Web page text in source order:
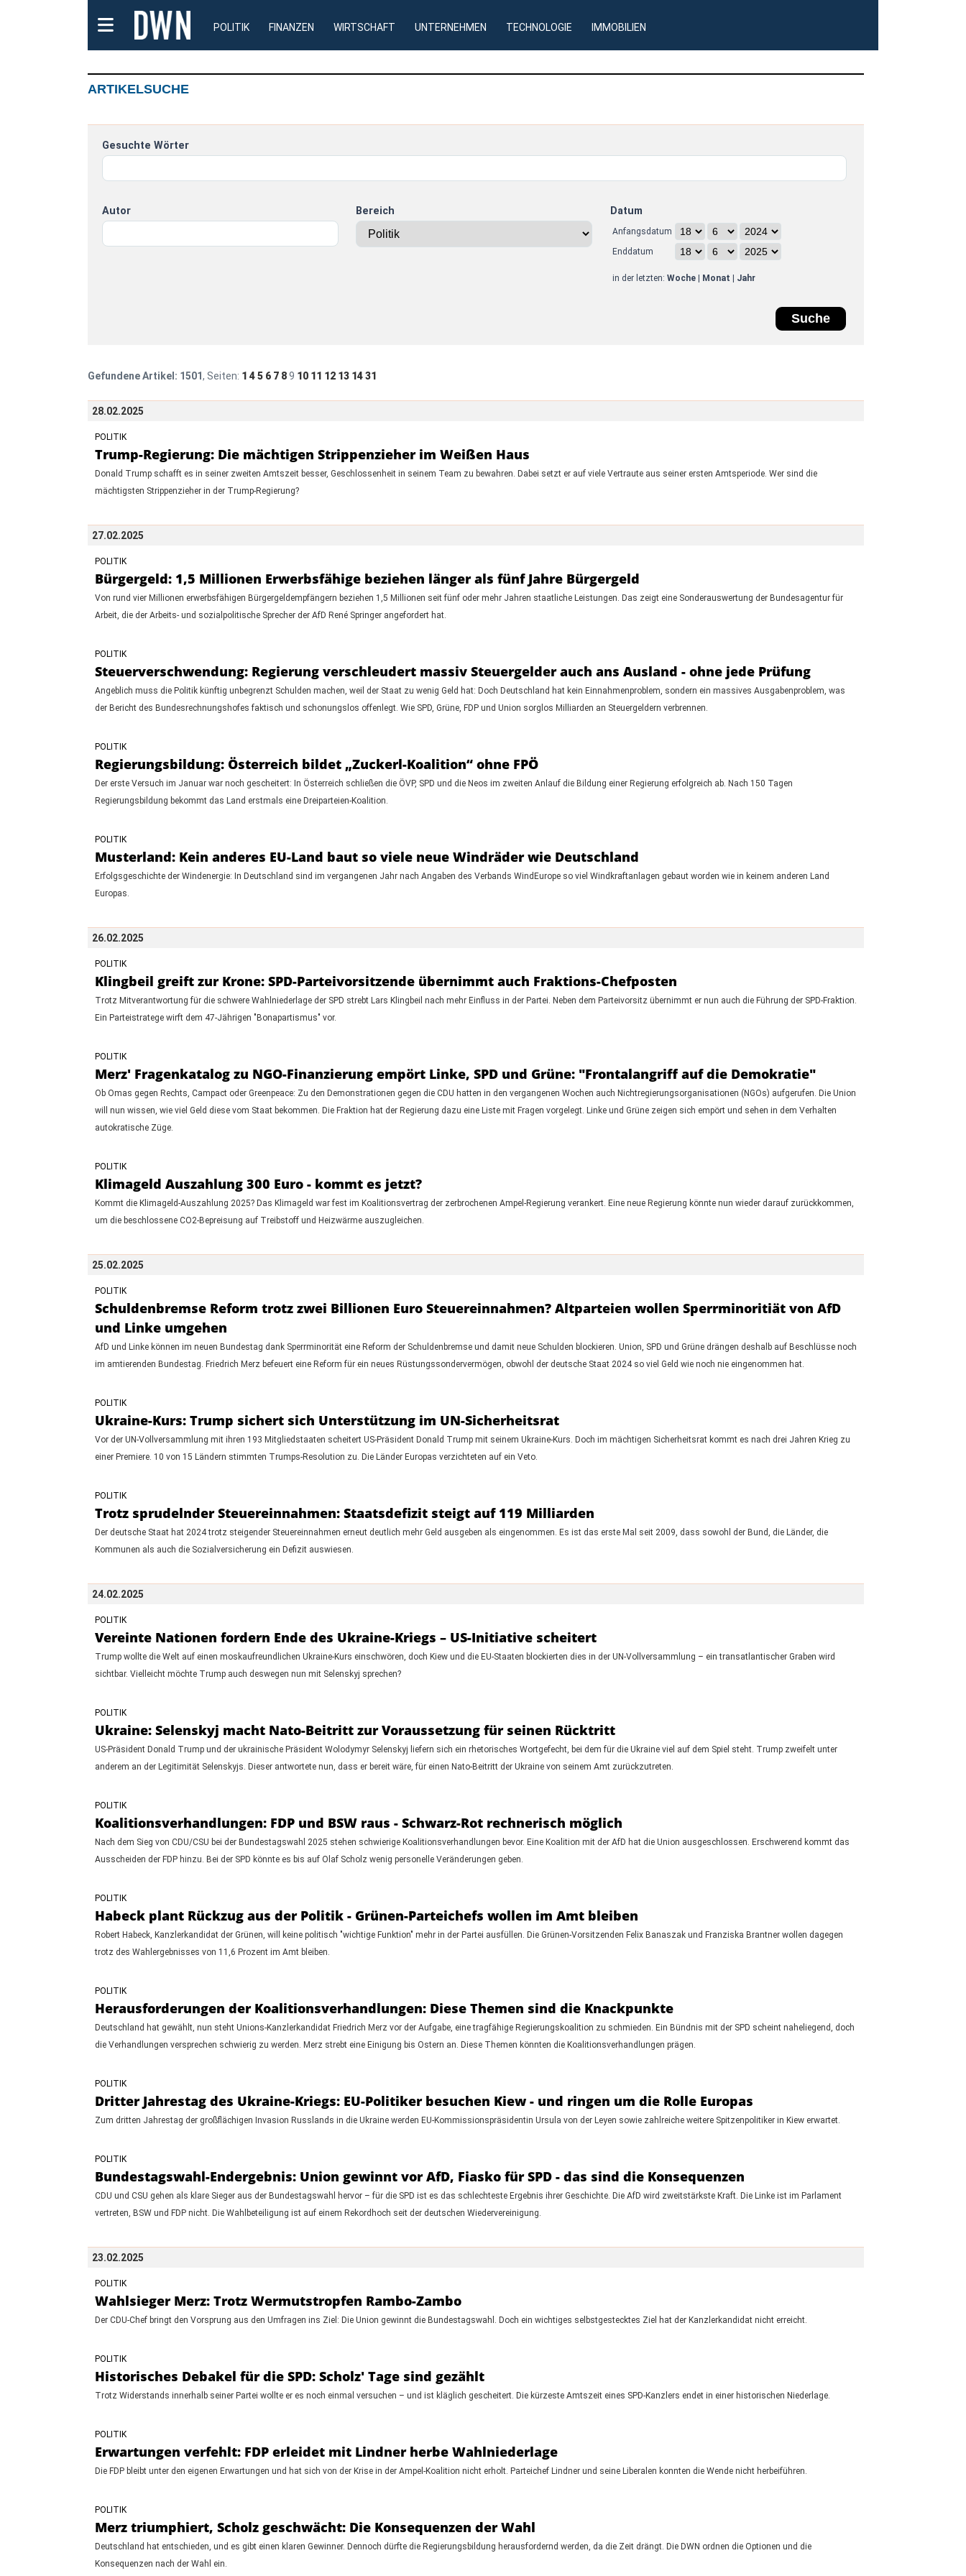
POLITIK FINANZEN WIRTSCHAFT UNTERNEHMEN TECHNOLOGIE IMMOBILIEN
ARTIKELSUCHE
Gesuchte Wörter
Autor Bereich Datum
Anfangsdatum
Enddatum
in der letzten: Woche| Monat Jahr
Gefundene Artikel: 1501, Seiten: 1 45 6 7 89 10 11 12 13 1431
28.02.2025
POLITIK
Trump-Regierung: Die mächtigen Strippenzieher im Weißen Haus
Donald Trump schafft es in seiner zweiten Amtszeit besser, Geschlossenheit in seinem Team zu bewahren. Dabei setzt er auf viele Vertraute aus seiner ersten Amtsperiode. Wer sind die
mächtigsten Strippenzieher in der Trump-Regierung?
27.02.2025
POLITIK
Bürgergeld: 1,5 Millionen Erwerbsfähige beziehen länger als fünf Jahre Bürgergeld
Von rund vier Millionen erwerbsfähigen Bürgergeldempfängern beziehen 1,5 Millionen seit fünf oder mehr Jahren staatliche Leistungen. Das zeigt eine Sonderauswertung der Bundesagentur für
Arbeit, die der Arbeits- und sozialpolitische Sprecher der AfD René Springer angefordert hat.
POLITIK
Steuerverschwendung: Regierung verschleudert massiv Steuergelder auch ans Ausland - ohne jede Prüfung
Angeblich muss die Politik künftig unbegrenzt Schulden machen, weil der Staat zu wenig Geld hat: Doch Deutschland hat kein Einnahmenproblem, sondern ein massives Ausgabenproblem, was
der Bericht des Bundesrechnungshofes faktisch und schonungslos offenlegt. Wie SPD, Grüne, FDP und Union sorglos Milliarden an Steuergeldern verbrennen.
POLITIK
Regierungsbildung: Österreich bildet „Zuckerl-Koalition“ ohne FPÖ
Der erste Versuch im Januar war noch gescheitert: In Österreich schließen die ÖVP, SPD und die Neos im zweiten Anlauf die Bildung einer Regierung erfolgreich ab. Nach 150 Tagen
Regierungsbildung bekommt das Land erstmals eine Dreiparteien-Koalition.
POLITIK
Musterland: Kein anderes EU-Land baut so viele neue Windräder wie Deutschland
Erfolgsgeschichte der Windenergie: In Deutschland sind im vergangenen Jahr nach Angaben des Verbands WindEurope so viel Windkraftanlagen gebaut worden wie in keinem anderen Land
Europas.
26.02.2025
POLITIK
Klingbeil greift zur Krone: SPD-Parteivorsitzende übernimmt auch Fraktions-Chefposten
Trotz Mitverantwortung für die schwere Wahlniederlage der SPD strebt Lars Klingbeil nach mehr Einfluss in der Partei. Neben dem Parteivorsitz übernimmt er nun auch die Führung der SPD-Fraktion.
Ein Parteistratege wirft dem 47-Jährigen "Bonapartismus" vor.
POLITIK
Merz' Fragenkatalog zu NGO-Finanzierung empört Linke, SPD und Grüne: "Frontalangriff auf die Demokratie"
Ob Omas gegen Rechts, Campact oder Greenpeace: Zu den Demonstrationen gegen die CDU hatten in den vergangenen Wochen auch Nichtregierungsorganisationen (NGOs) aufgerufen. Die Union
will nun wissen, wie viel Geld diese vom Staat bekommen. Die Fraktion hat der Regierung dazu eine Liste mit Fragen vorgelegt. Linke und Grüne zeigen sich empört und sehen in dem Verhalten
autokratische Züge.
POLITIK
Klimageld Auszahlung 300 Euro - kommt es jetzt?
Kommt die Klimageld-Auszahlung 2025? Das Klimageld war fest im Koalitionsvertrag der zerbrochenen Ampel-Regierung verankert. Eine neue Regierung könnte nun wieder darauf zurückkommen,
um die beschlossene CO2-Bepreisung auf Treibstoff und Heizwärme auszugleichen.
25.02.2025
POLITIK
Schuldenbremse Reform trotz zwei Billionen Euro Steuereinnahmen? Altparteien wollen Sperrminoritiät von AfD
und Linke umgehen
AfD und Linke können im neuen Bundestag dank Sperrminorität eine Reform der Schuldenbremse und damit neue Schulden blockieren. Union, SPD und Grüne drängen deshalb auf Beschlüsse noch
im amtierenden Bundestag. Friedrich Merz befeuert eine Reform für ein neues Rüstungssondervermögen, obwohl der deutsche Staat 2024 so viel Geld wie noch nie eingenommen hat.
POLITIK
Ukraine-Kurs: Trump sichert sich Unterstützung im UN-Sicherheitsrat
Vor der UN-Vollversammlung mit ihren 193 Mitgliedstaaten scheitert US-Präsident Donald Trump mit seinem Ukraine-Kurs. Doch im mächtigen Sicherheitsrat kommt es nach drei Jahren Krieg zu
einer Premiere. 10 von 15 Ländern stimmten Trumps-Resolution zu. Die Länder Europas verzichteten auf ein Veto.
POLITIK
Trotz sprudelnder Steuereinnahmen: Staatsdefizit steigt auf 119 Milliarden
Der deutsche Staat hat 2024 trotz steigender Steuereinnahmen erneut deutlich mehr Geld ausgeben als eingenommen. Es ist das erste Mal seit 2009, dass sowohl der Bund, die Länder, die
Kommunen als auch die Sozialversicherung ein Defizit auswiesen.
24.02.2025
POLITIK
Vereinte Nationen fordern Ende des Ukraine-Kriegs – US-Initiative scheitert
Trump wollte die Welt auf einen moskaufreundlichen Ukraine-Kurs einschwören, doch Kiew und die EU-Staaten blockierten dies in der UN-Vollversammlung – ein transatlantischer Graben wird
sichtbar. Vielleicht möchte Trump auch deswegen nun mit Selenskyj sprechen?
POLITIK
Ukraine: Selenskyj macht Nato-Beitritt zur Voraussetzung für seinen Rücktritt
US-Präsident Donald Trump und der ukrainische Präsident Wolodymyr Selenskyj liefern sich ein rhetorisches Wortgefecht, bei dem für die Ukraine viel auf dem Spiel steht. Trump zweifelt unter
anderem an der Legitimität Selenskyjs. Dieser antwortete nun, dass er bereit wäre, für einen Nato-Beitritt der Ukraine von seinem Amt zurückzutreten.
POLITIK
Koalitionsverhandlungen: FDP und BSW raus - Schwarz-Rot rechnerisch möglich
Nach dem Sieg von CDU/CSU bei der Bundestagswahl 2025 stehen schwierige Koalitionsverhandlungen bevor. Eine Koalition mit der AfD hat die Union ausgeschlossen. Erschwerend kommt das
Ausscheiden der FDP hinzu. Bei der SPD könnte es bis auf Olaf Scholz wenig personelle Veränderungen geben.
POLITIK
Habeck plant Rückzug aus der Politik - Grünen-Parteichefs wollen im Amt bleiben
Robert Habeck, Kanzlerkandidat der Grünen, will keine politisch "wichtige Funktion" mehr in der Partei ausfüllen. Die Grünen-Vorsitzenden Felix Banaszak und Franziska Brantner wollen dagegen
trotz des Wahlergebnisses von 11,6 Prozent im Amt bleiben.
POLITIK
Herausforderungen der Koalitionsverhandlungen: Diese Themen sind die Knackpunkte
Deutschland hat gewählt, nun steht Unions-Kanzlerkandidat Friedrich Merz vor der Aufgabe, eine tragfähige Regierungskoalition zu schmieden. Ein Bündnis mit der SPD scheint naheliegend, doch
die Verhandlungen versprechen schwierig zu werden. Merz strebt eine Einigung bis Ostern an. Diese Themen könnten die Koalitionsverhandlungen prägen.
POLITIK
Dritter Jahrestag des Ukraine-Kriegs: EU-Politiker besuchen Kiew - und ringen um die Rolle Europas
Zum dritten Jahrestag der großflächigen Invasion Russlands in die Ukraine werden EU-Kommissionspräsidentin Ursula von der Leyen sowie zahlreiche weitere Spitzenpolitiker in Kiew erwartet.
POLITIK
Bundestagswahl-Endergebnis: Union gewinnt vor AfD, Fiasko für SPD - das sind die Konsequenzen
CDU und CSU gehen als klare Sieger aus der Bundestagswahl hervor – für die SPD ist es das schlechteste Ergebnis ihrer Geschichte. Die AfD wird zweitstärkste Kraft. Die Linke ist im Parlament
vertreten, BSW und FDP nicht. Die Wahlbeteiligung ist auf einem Rekordhoch seit der deutschen Wiedervereinigung.
23.02.2025
POLITIK
Wahlsieger Merz: Trotz Wermutstropfen Rambo-Zambo
Der CDU-Chef bringt den Vorsprung aus den Umfragen ins Ziel: Die Union gewinnt die Bundestagswahl. Doch ein wichtiges selbstgestecktes Ziel hat der Kanzlerkandidat nicht erreicht.
POLITIK
Historisches Debakel für die SPD: Scholz' Tage sind gezählt
Trotz Widerstands innerhalb seiner Partei wollte er es noch einmal versuchen – und ist kläglich gescheitert. Die kürzeste Amtszeit eines SPD-Kanzlers endet in einer historischen Niederlage.
POLITIK
Erwartungen verfehlt: FDP erleidet mit Lindner herbe Wahlniederlage
Die FDP bleibt unter den eigenen Erwartungen und hat sich von der Krise in der Ampel-Koalition nicht erholt. Parteichef Lindner und seine Liberalen konnten die Wende nicht herbeiführen.
POLITIK
Merz triumphiert, Scholz geschwächt: Die Konsequenzen der Wahl
Deutschland hat entschieden, und es gibt einen klaren Gewinner. Dennoch dürfte die Regierungsbildung herausfordernd werden, da die Zeit drängt. Die DWN ordnen die Optionen und die
Konsequenzen nach der Wahl ein.